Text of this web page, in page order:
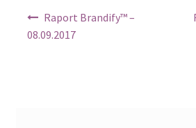
Raport Brandify™ –
08.09.2017